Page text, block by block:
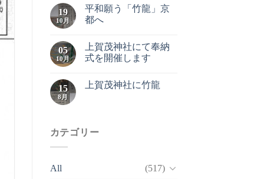
19
10月
平和願う「竹龍」京
都へ
05
10月
上賀茂神社にて奉納
式を開催します
15
8月
上賀茂神社に竹龍
カテゴリー
All (517)